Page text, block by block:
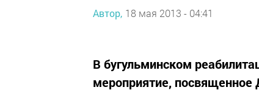
Автор, 18 мая 2013 - 04:41
В бугульминском
мероприятие,